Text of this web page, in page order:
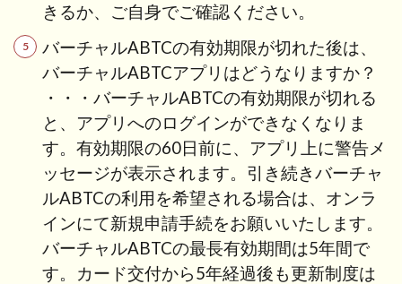
きるか、ご自身でご確認ください。
バーチャルABTCの有効期限が切れた後は、
バーチャルABTCアプリはどうなりますか？
・・・バーチャルABTCの有効期限が切れる
と、アプリへのログインができなくなりま
す。有効期限の60日前に、アプリ上に警告メ
ッセージが表示されます。引き続きバーチャ
ルABTCの利用を希望される場合は、オンラ
インにて新規申請手続をお願いいたします。
バーチャルABTCの最長有効期間は5年間で
す。カード交付から5年経過後も更新制度は